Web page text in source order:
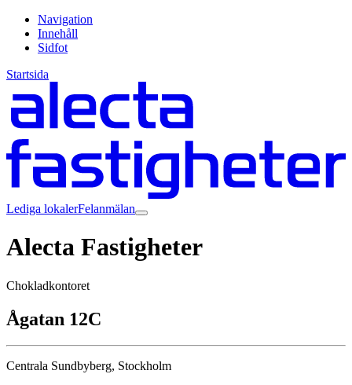
Navigation
Innehåll
Sidfot
Startsida
Lediga lokalerFelanmälan
Alecta Fastigheter
Chokladkontoret
Ågatan 12C
Centrala Sundbyberg, Stockholm